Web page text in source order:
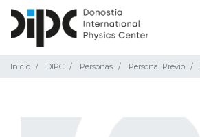
Inicio DIPC Personas Personal Previo